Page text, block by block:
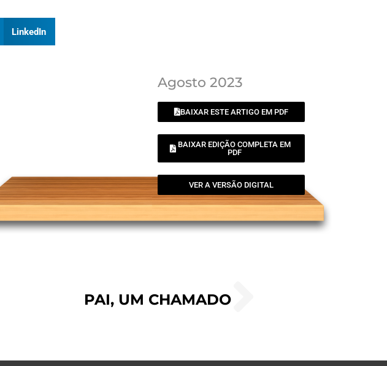
LinkedIn
Agosto 2023
BAIXAR ESTE ARTIGO EM PDF
BAIXAR EDIÇÃO COMPLETA EM
PDF
VER A VERSÃO DIGITAL
PAI, UM CHAMADO